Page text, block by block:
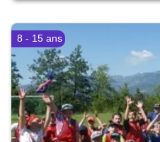
8 - 15 ans